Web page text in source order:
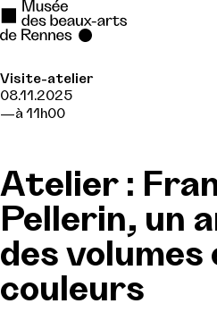
Se rendre au
Contenu principal
Visite-atelier
08.11.2025
à 11h00
Atelier :
Pellerin, un
des volumes
couleurs